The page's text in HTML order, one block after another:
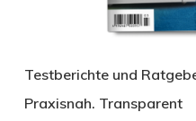
Testberichte und
Praxisnah. Transparent